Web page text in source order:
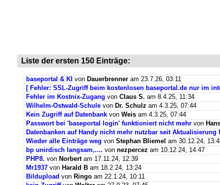
Liste der ersten 150 Einträge:
baseportal & KI von Dauerbrenner am 23.7.26, 03:11
[ Fehler: SSL-Zugriff beim kostenlosen baseportal.de nur im
Fehler im Kostnix-Zugang von Claus S. am 8.4.25, 11:34
Wilhelm-Ostwald-Schule von Dr. Schulz am 4.3.25, 07:44
Kein Zugriff auf Datenbank von Weis am 4.3.25, 07:44
Passwort bei 'baseportal login' funktioniert nicht mehr von
Datenbanken auf Handy nicht mehr nutzbar seit Aktualisierung
Wieder alle Einträge weg von Stephan Bliemel am 30.12.24,
bp unirdisch langsam,.... von nezpercez am 10.12.24, 14:47
PHP8. von Norbertam 17.11.24, 12:39
Mr1937 von Harald B am 18.2.24, 13:24
Bildupload von Ringo am 22.1.24, 10:11